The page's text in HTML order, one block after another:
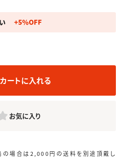
+5%OFF
カートに入れる
お気に入り
島の場合は2,000円の送料を別途頂戴し